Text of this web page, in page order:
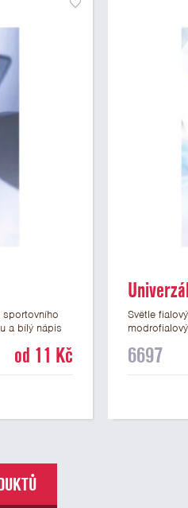
a bílý nápis
většinu
g/m2.
od 11 Kč
Světle
diplom
6697